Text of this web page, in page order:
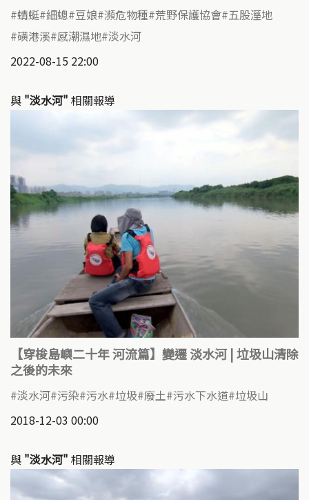
蜻蜓 細蟌 豆娘 瀕危物種 荒野保護協會 五股溼地
磺港溪 感潮濕地 淡水河
2022-08-15 22:00
與 "淡水河" 相關報導
【穿梭島嶼二十年 河流篇】變遷 淡水河 | 垃圾山清除
之後的未來
淡水河 污染 污水 垃圾 廢土 污水下水道 垃圾山
2018-12-03 00:00
與 "淡水河" 相關報導